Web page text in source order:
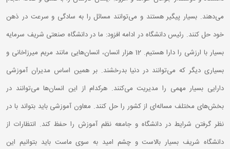
می‌دهند. بسیار پیگیر هستند و می‌توانند مسائل را به سادگی و سرعت در ذهن
خود حل کنند. رئیس دانشگاه در ادامه افزود: ما در دانشگاه صنعتی شریف سرمایه
بسیار با ارزشی را دارا هستیم. 12 هزار انسان، انسان‌هایی مانند مریم میرزاخانی و
بسیاری دیگر که می‌توانند در دنیا بدرخشند. بر همین اساس مدیران آموزشی
دارایی بسیار مهمی را مدیریت می‌کنند. هرکدام از این انسان‌ها می‌توانند در
بخش‌های مختلف مساله‌ای از کشور را حل کنند. معاون آموزشی باید بتواند با در
نظر گرفتن شرایط در دانشگاه و جامعه نظم آموزش را حفظ کند. انتظارات از
دانشگاه شریف بسیار بالاست و چشم امید به سوی ماست باید بتوانیم این